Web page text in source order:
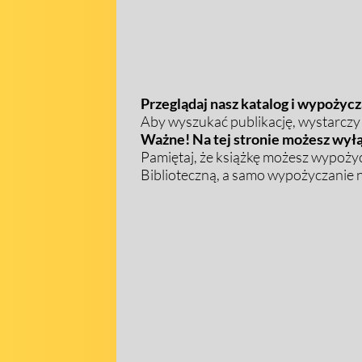
Przeglądaj nasz katalog i
Aby wyszukać publikację,
Ważne! Na tej stronie możesz
Pamiętaj, że książkę możesz
Biblioteczną, a samo wypożyczanie